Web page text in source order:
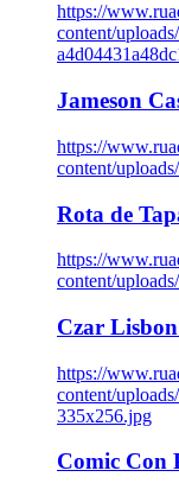
https://
content/
Jameson
https://
content/
Rota de
https://
content/
Czar
https://
content/
335x256.jpg
Comic Con